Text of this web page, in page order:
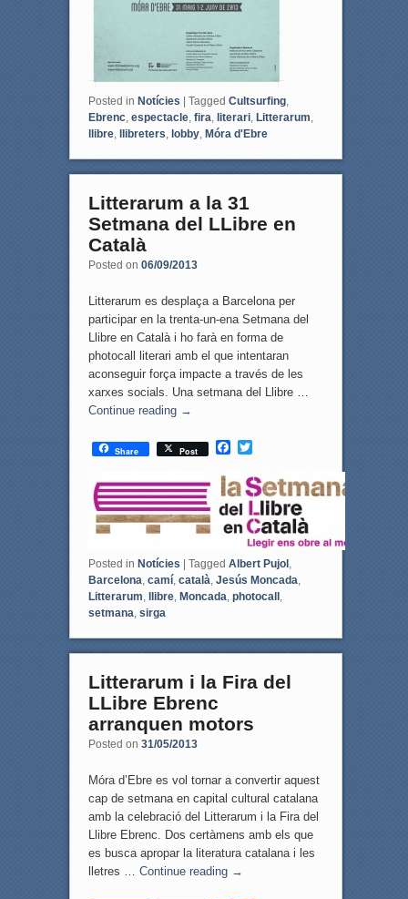
Posted in Notícies Tagged Cultsurfing,
Ebrenc, espectacle, fira, literari, Litterarum,
llibre, llibreters, lobby, Móra d'Ebre
Litterarum a la 31
Setmana del LLibre en
Català
Posted on 06/09/2013
Litterarum es desplaça a Barcelona per
participar en la trenta-un-ena Setmana del
Llibre en Català i ho farà en forma de
photocall literari amb el que intentaran
aconseguir força impacte a través de les
xarxes socials. Una setmana del Llibre …
Continue reading →
Share Post
F
e
b
o
o
T
i
t
t
e
r
Posted in Notícies Tagged Albert Pujol ,
Barcelona, camí, català, Jesús Moncada,
Litterarum, llibre, Moncada, photocall ,
setmana, sirga
Litterarum i la Fira del
LLibre Ebrenc
arranquen motors
Posted on 31/05/2013
Móra d’Ebre es vol tornar a convertir aquest
cap de setmana en capital cultural catalana
amb la celebració del Litterarum i la Fira del
Llibre Ebrenc. Dos certàmens amb els que
es busca apropar la literatura catalana i les
lletres … Continue reading →